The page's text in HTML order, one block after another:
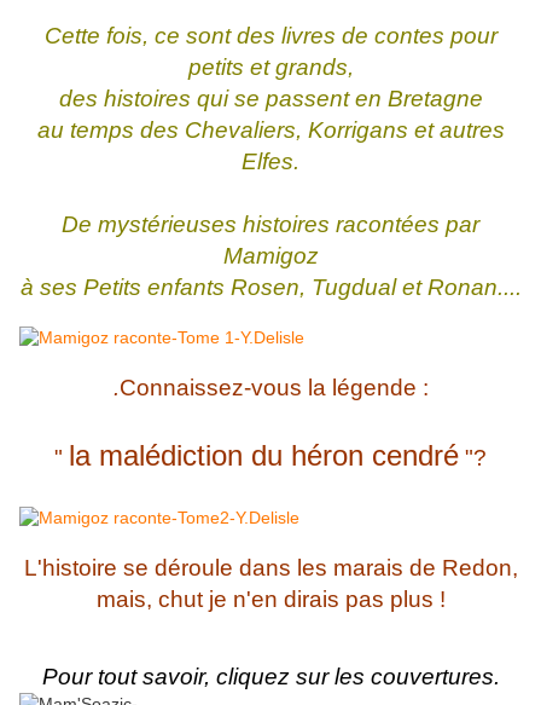
Cette fois, ce sont des livres de contes pour
petits et grands,
des histoires qui se passent en Bretagne
au temps des Chevaliers, Korrigans et autres
Elfes.
De mystérieuses histoires racontées par
Mamigoz
à ses Petits enfants Rosen, Tugdual et Ronan....
.Connaissez-vous la légende :
" la malédiction du héron cendré "?
L'histoire se déroule dans les marais de Redon,
mais, chut je n'en dirais pas plus !
Pour tout savoir, cliquez sur les couvertures.